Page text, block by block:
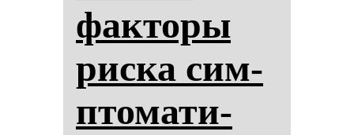
фак­то­ры
рис­ка сим­
пто­ма­ти­